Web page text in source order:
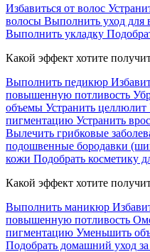
Избавиться от волос
волосы Выполнить уход для
Выполнить укладку
Какой эффект хотите
Выполнить педикюр
повышенную потливость
объемы Устранить целлюлит
пигментацию Устранить
Вылечить грибковые
подошвенные бородавки
кожи Подобрать косметику
Какой эффект хотите
Выполнить маникюр
повышенную потливость
пигментацию Уменьшить
Подобрать домашний уход